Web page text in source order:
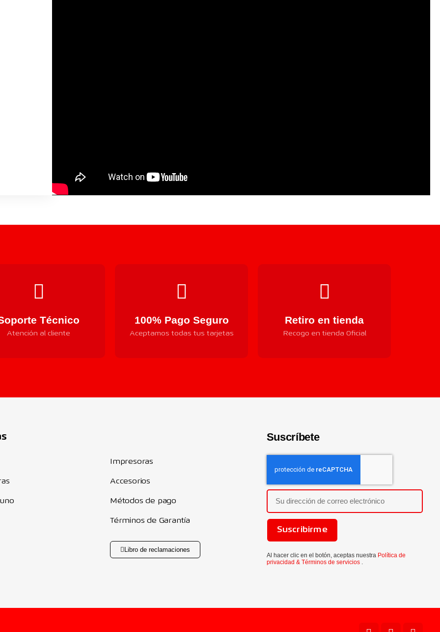
Técnico
Atención al cliente
100% Pago Seguro
Aceptamos todas tus tarjetas
Retiro en tienda
Recogo en tienda Oficial
Impresoras
Accesorios
Métodos de pago
Términos de Garantía
Libro de reclamaciones
Suscríbete
Suscribirme
Al hacer clic en el botón, aceptas nuestra Política de
privacidad & Términos de servicios